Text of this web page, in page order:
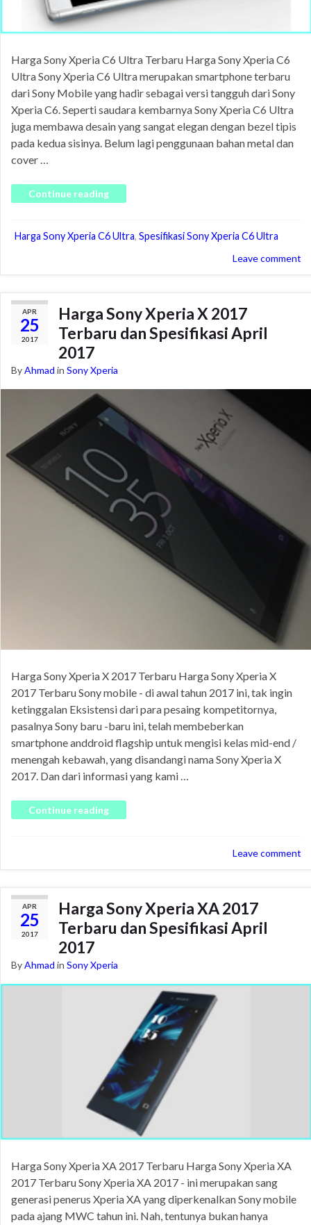
Harga Sony Xperia C6 Ultra Terbaru Harga Sony Xperia C6
Ultra Sony Xperia C6 Ultra merupakan smartphone terbaru
dari Sony Mobile yang hadir sebagai versi tangguh dari Sony
Xperia C6. Seperti saudara kembarnya Sony Xperia C6 Ultra
juga membawa desain yang sangat elegan dengan bezel tipis
pada kedua sisinya. Belum lagi penggunaan bahan metal dan
cover …
Continue reading
Harga Sony Xperia C6 Ultra, Spesifikasi Sony Xperia C6 Ultra
Leave comment
APR
25
2017
Harga Sony Xperia X 2017
Terbaru dan Spesifikasi April
2017
ByAhmad in Sony Xperia
Harga Sony Xperia X 2017 Terbaru Harga Sony Xperia X
2017 Terbaru Sony mobile - di awal tahun 2017 ini, tak ingin
ketinggalan Eksistensi dari para pesaing kompetitornya,
pasalnya Sony baru -baru ini, telah membeberkan
smartphone anddroid flagship untuk mengisi kelas mid-end /
menengah kebawah, yang disandangi nama Sony Xperia X
2017. Dan dari informasi yang kami …
Continue reading
Leave comment
APR
25
2017
Harga Sony Xperia XA 2017
Terbaru dan Spesifikasi April
2017
ByAhmad in Sony Xperia
Harga Sony Xperia XA 2017 Terbaru Harga Sony Xperia XA
2017 Terbaru Sony Xperia XA 2017 - ini merupakan sang
generasi penerus Xperia XA yang diperkenalkan Sony mobile
pada ajang MWC tahun ini. Nah, tentunya bukan hanya